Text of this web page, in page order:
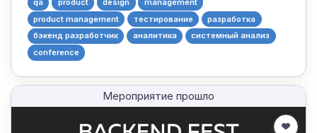
qa
product design
management
product management
тестирование
разработка
бэкенд разработчик
аналитика
системный анализ
conference
Мероприятие прошло